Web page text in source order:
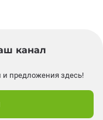
канал
и предложения здесь!